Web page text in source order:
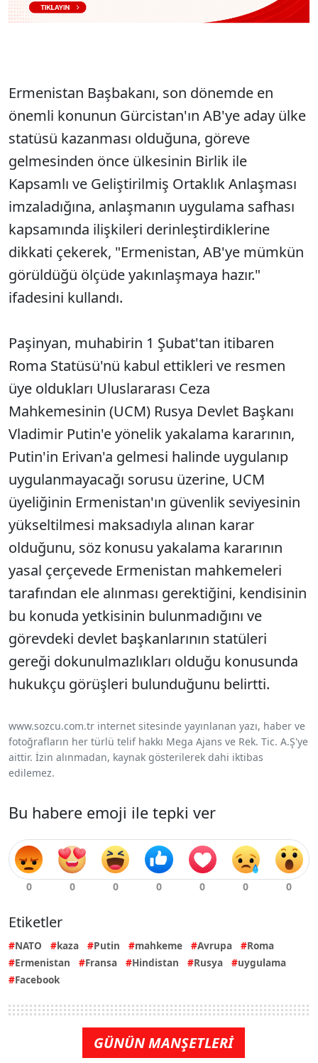
Ermenistan Başbakanı, son dönemde en
önemli konunun Gürcistan'ın AB'ye aday ülke
statüsü kazanması olduğuna, göreve
gelmesinden önce ülkesinin Birlik ile
Kapsamlı ve Geliştirilmiş Ortaklık Anlaşması
imzaladığına, anlaşmanın uygulama safhası
kapsamında ilişkileri derinleştirdiklerine
dikkati çekerek, "Ermenistan, AB'ye mümkün
görüldüğü ölçüde yakınlaşmaya hazır."
ifadesini kullandı.
Paşinyan, muhabirin 1 Şubat'tan itibaren
Roma Statüsü'nü kabul ettikleri ve resmen
üye oldukları Uluslararası Ceza
Mahkemesinin (UCM) Rusya Devlet Başkanı
Vladimir Putin'e yönelik yakalama kararının,
Putin'in Erivan'a gelmesi halinde uygulanıp
uygulanmayacağı sorusu üzerine, UCM
üyeliğinin Ermenistan'ın güvenlik seviyesinin
yükseltilmesi maksadıyla alınan karar
olduğunu, söz konusu yakalama kararının
yasal çerçevede Ermenistan mahkemeleri
tarafından ele alınması gerektiğini, kendisinin
bu konuda yetkisinin bulunmadığını ve
görevdeki devlet başkanlarının statüleri
gereği dokunulmazlıkları olduğu konusunda
hukukçu görüşleri bulunduğunu belirtti.
www.sozcu.com.tr internet sitesinde yayınlanan yazı, haber ve
fotoğrafların her türlü telif hakkı Mega Ajans ve Rek. Tic. A.Ş'ye
aittir. İzin alınmadan, kaynak gösterilerek dahi iktibas
edilemez.
Bu habere emoji ile tepki ver
Etiketler
NATO kaza Putin mahkeme Avrupa
Roma
Ermenistan
Fransa Hindistan Rusya
uygulama
Facebook
GÜNÜN MANŞETLERİ